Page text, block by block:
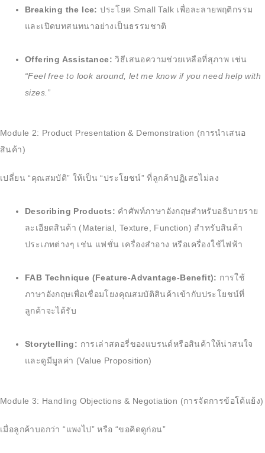
Breaking the Ice: ประโยค Small Talk เพื่อละลายพฤติกรรม
และเปิดบทสนทนาอย่างเป็นธรรมชาติ
Offering Assistance: วิธีเสนอความช่วยเหลือที่สุภาพ เช่น
“Feel free to look around, let me know if you need help with
sizes.”
Module 2: Product Presentation & Demonstration (การนำเสนอ
สินค้า)
เปลี่ยน “คุณสมบัติ” ให้เป็น “ประโยชน์” ที่ลูกค้าปฏิเสธไม่ลง
Describing Products: คำศัพท์ภาษาอังกฤษสำหรับอธิบายราย
ละเอียดสินค้า (Material, Texture, Function) สำหรับสินค้า
ประเภทต่างๆ เช่น แฟชั่น เครื่องสำอาง หรือเครื่องใช้ไฟฟ้า
FAB Technique (Feature-Advantage-Benefit): การใช้
ภาษาอังกฤษเพื่อเชื่อมโยงคุณสมบัติสินค้าเข้ากับประโยชน์ที่
ลูกค้าจะได้รับ
Storytelling: การเล่าสตอรี่ของแบรนด์หรือสินค้าให้น่าสนใจ
และดูมีมูลค่า (Value Proposition)
Module 3: Handling Objections & Negotiation (การจัดการข้อโต้แย้ง)
เมื่อลูกค้าบอกว่า “แพงไป” หรือ “ขอคิดดูก่อน”